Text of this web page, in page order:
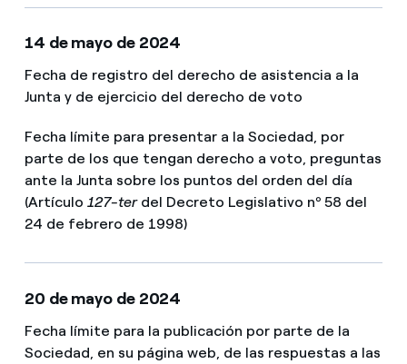
14 de mayo de 2024
Fecha de registro del derecho de asistencia a la
Junta y de ejercicio del derecho de voto
Fecha límite para presentar a la Sociedad, por
parte de los que tengan derecho a voto, preguntas
ante la Junta sobre los puntos del orden del día
(Artículo 127-ter del Decreto Legislativo nº 58 del
24 de febrero de 1998)
20 de mayo de 2024
Fecha límite para la publicación por parte de la
Sociedad, en su página web, de las respuestas a las